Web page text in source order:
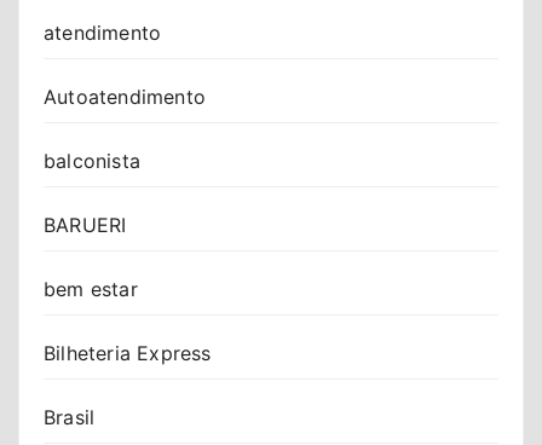
atendimento
Autoatendimento
balconista
BARUERI
bem estar
Bilheteria Express
Brasil